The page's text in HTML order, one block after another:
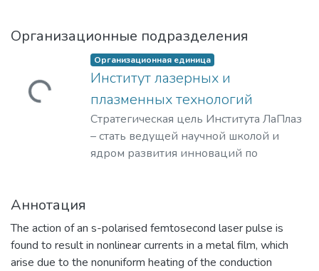
Организационные подразделения
Загружается...
Организационная единица
Институт лазерных и
плазменных технологий
Стратегическая цель Института ЛаПлаз
– стать ведущей научной школой и
ядром развития инноваций по
программами, востребованными на
российском и мировом рынке
образовательных услуг.
Аннотация
The action of an s-polarised femtosecond laser pulse is
found to result in nonlinear currents in a metal film, which
arise due to the nonuniform heating of the conduction